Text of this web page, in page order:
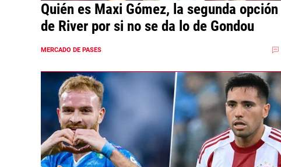
Quién es Maxi Gómez, la segunda opción
de River por si no se da lo de Gondou
MERCADO DE PASES